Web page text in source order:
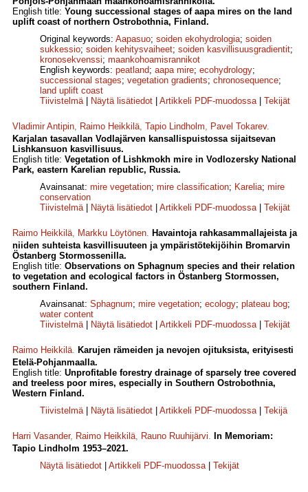
English title: Young successional stages of aapa mires on the land
uplift coast of northern Ostrobothnia, Finland.
Original keywords: Aapasuo; soiden ekohydrologia; soiden
sukkessio; soiden kehitysvaiheet; soiden kasvillisuusgradientit;
kronosekvenssi; maankohoamisrannikot
English keywords: peatland; aapa mire; ecohydrology;
successional stages; vegetation gradients; chronosequence;
land uplift coast
Tiivistelmä| Näytä lisätiedot Artikkeli PDF-muodossa| Tekijät
Vladimir Antipin, Raimo Heikkilä, Tapio Lindholm, Pavel Tokarev.
Karjalan tasavallan Vodlajärven kansallispuistossa sijaitsevan
Lishkansuon kasvillisuus.
English title: Vegetation of Lishkmokh mire in Vodlozersky National
Park, eastern Karelian republic, Russia.
Avainsanat: mire vegetation; mire classification; Karelia; mire
conservation
Tiivistelmä| Näytä lisätiedot Artikkeli PDF-muodossa| Tekijät
Raimo Heikkilä, Markku Löytönen. Havaintoja rahkasammallajeista ja
niiden suhteista kasvillisuuteen ja ympäristötekijöihin Bromarvin
Östanberg Stormossenilla.
English title: Observations on Sphagnum species and their rela­tion
to vegetation and ecological factors in Östanberg Stormossen,
southern Finland.
Avainsanat: Sphagnum; mire vegetation; ecology; plateau bog;
water content
Tiivistelmä| Näytä lisätiedot Artikkeli PDF-muodossa| Tekijät
Raimo Heikkilä. Karujen rämeiden ja nevojen ojituksista, erityisesti
Etelä-Pohjanmaalla.
English title: Unprofitable forestry drainage of sparsely tree covered
and treeless poor mires, especially in Southern Ostrobothnia,
Western Finland.
Tiivistelmä| Näytä lisätiedot Artikkeli PDF-muodossa| Tekijä
Harri Vasander, Raimo Heikkilä, Rauno Ruuhijärvi. In Memoriam:
Tapio Lindholm 1953–2021.
Näytä lisätiedot
Artikkeli PDF-muodossa| Tekijät